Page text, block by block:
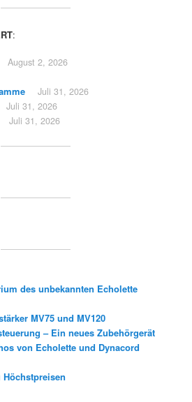
:
August 2, 2026
Juli 31, 2026
Juli 31, 2026
Juli 31, 2026
des unbekannten Echolette
MV75 und MV120
– Ein neues Zubehörgerät
von Echolette und Dynacord